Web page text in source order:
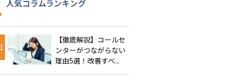
人気コラムランキング
【徹底解説】コールセ
ンターがつながらない
理由5選！改善すべ...